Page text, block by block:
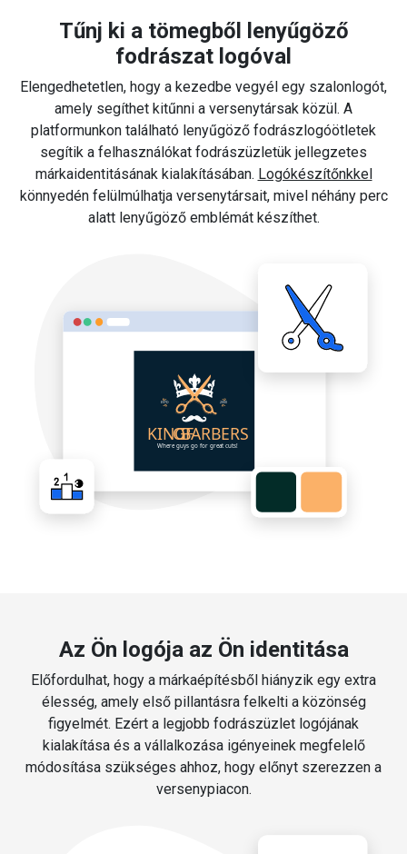
Tűnj ki a tömegből lenyűgöző
fodrászat logóval
Elengedhetetlen, hogy a kezedbe vegyél egy szalonlogót,
amely segíthet kitűnni a versenytársak közül. A
platformunkon található lenyűgöző fodrászlogóötletek
segítik a felhasználókat fodrászüzletük jellegzetes
márkaidentitásának kialakításában. Logókészítőnkkel
könnyedén felülmúlhatja versenytársait, mivel néhány perc
alatt lenyűgöző emblémát készíthet.
Az Ön logója az Ön identitása
Előfordulhat, hogy a márkaépítésből hiányzik egy extra
élesség, amely első pillantásra felkelti a közönség
figyelmét. Ezért a legjobb fodrászüzlet logójának
kialakítása és a vállalkozása igényeinek megfelelő
módosítása szükséges ahhoz, hogy előnyt szerezzen a
versenypiacon.